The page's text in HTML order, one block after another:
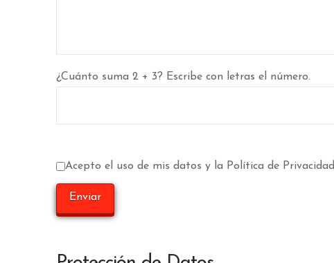
¿Cuánto suma 2 + 3? Escribe con letras el número.
Acepto el uso de mis datos y la Política de Privacidad